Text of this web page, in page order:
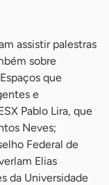
assistir palestras
sobre
que
e
Pablo Lira, que
Neves;
Federal de
Elias
da Universidade